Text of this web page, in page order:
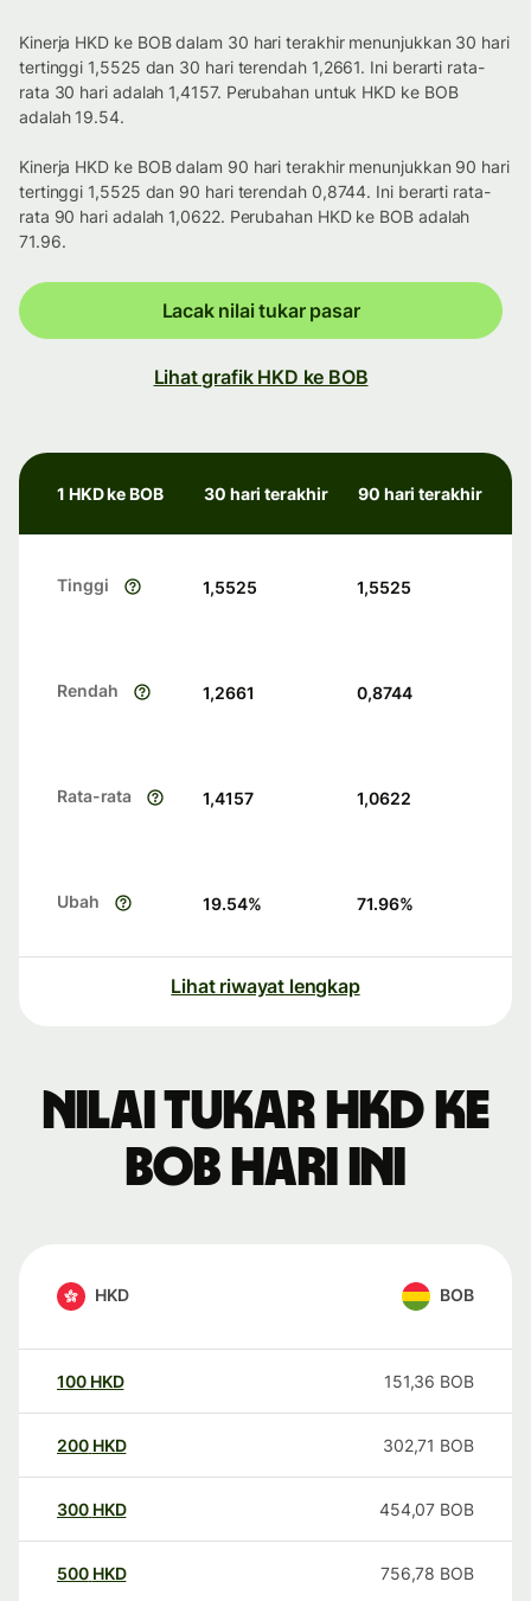
Kinerja HKD ke BOB dalam 30 hari terakhir menunjukkan 30 hari
tertinggi 1,5525 dan 30 hari terendah 1,2661. Ini berarti rata-
rata 30 hari adalah 1,4157. Perubahan untuk HKD ke BOB
adalah 19.54.
Kinerja HKD ke BOB dalam 90 hari terakhir menunjukkan 90 hari
tertinggi 1,5525 dan 90 hari terendah 0,8744. Ini berarti rata-
rata 90 hari adalah 1,0622. Perubahan HKD ke BOB adalah
71.96.
Lacak nilai tukar pasar
Lihat grafik HKD ke BOB
1 HKD ke BOB 30 hari terakhir 90 hari terakhir
Tinggi 1,5525 1,5525
Rendah 1,2661 0,8744
Rata-rata 1,4157 1,0622
Ubah 19.54% 71.96%
Lihat riwayat lengkap
Nilai tukar HKD ke
BOB hari ini
HKD BOB
100 HKD 151,36 BOB
200 HKD 302,71 BOB
300 HKD 454,07 BOB
500 HKD 756,78 BOB